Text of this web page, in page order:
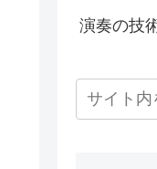
演奏の技